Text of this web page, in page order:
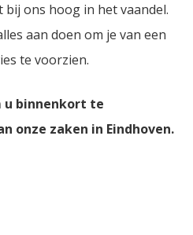
bij ons hoog in het vaandel.
aan doen om je van een
te voorzien.
u binnenkort te
onze zaken in Eindhoven.